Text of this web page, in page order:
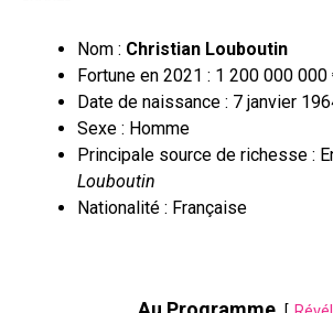
Nom : Christian Louboutin
Fortune en 2021 : 1 200 000 000
Date de naissance : 7 janvier
Sexe : Homme
Principale source de richesse :
Louboutin
Nationalité : Française